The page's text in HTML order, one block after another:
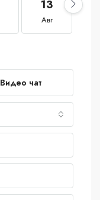
13
Авг
Видео чат